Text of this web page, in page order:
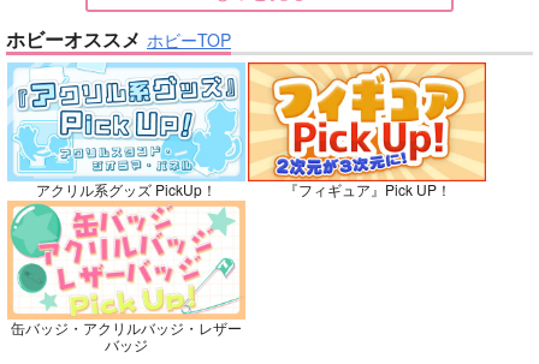
轟焦凍×緑谷出久
サンプル
カート
サンプル
カート
サンプル
カート
灯台守とかもめの子 3 ヤリチン☆ビッチ部 7
俺の可愛い弟は 2
バイトの宮川君は店長が好き 2
ホビーオススメ ホビーTOP
アクリル系グッズ PickUp！ 『フィギュア』Pick UP！
缶バッジ・アクリルバッジ・レザー
バッジ